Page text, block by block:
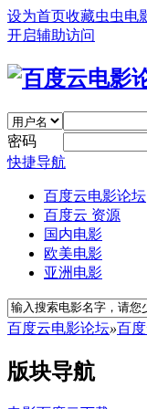
设为首页收藏虫虫电
开启辅助访问
密码
快捷导航
百度云电影论坛
百度云 资源
国内电影
欧美电影
亚洲电影
百度云电影论坛»百
版块导航